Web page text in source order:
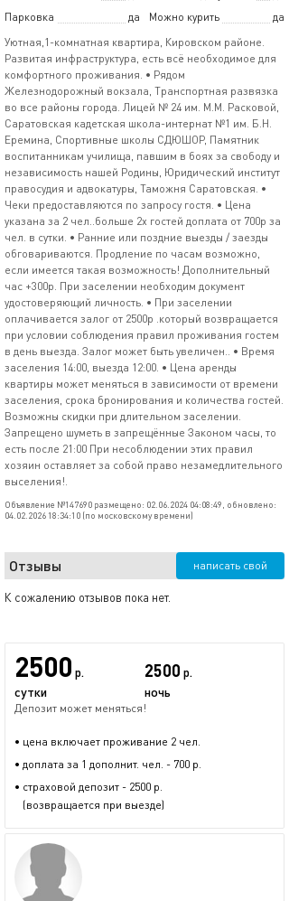
Парковка
да Можно курить
да
Уютная,1-комнатная квартира, Кировском районе.
Развитая инфраструктура, есть всё необходимое для
комфортного проживания. • Рядом
Железнодорожный вокзала, Транспортная развязка
во все районы города. Лицей № 24 им. М.М. Расковой,
Саратовская кадетская школа-интернат №1 им. Б.Н.
Еремина, Спортивные школы СДЮШОР, Памятник
воспитанникам училища, павшим в боях за свободу и
независимость нашей Родины, Юридический институт
правосудия и адвокатуры, Таможня Саратовская. •
Чеки предоставляются по запросу гостя. • Цена
указана за 2 чел..больше 2х гостей доплата от 700р за
чел. в сутки. • Ранние или поздние выезды / заезды
обговариваются. Продление по часам возможно,
если имеется такая возможность! Дополнительный
час +300р. При заселении необходим документ
удостоверяющий личность. • При заселении
оплачивается залог от 2500р .который возвращается
при условии соблюдения правил проживания гостем
в день выезда. Залог может быть увеличен.. • Время
заселения 14:00, выезда 12:00. • Цена аренды
квартиры может меняться в зависимости от времени
заселения, срока бронирования и количества гостей.
Возможны скидки при длительном заселении.
Запрещено шуметь в запрещённые Законом часы, то
есть после 21:00 При несоблюдении этих правил
хозяин оставляет за собой право незамедлительного
выселения!.
Объявление №147690 размещено: 02.06.2024 04:08:49, обновлено:
04.02.2026 18:34:10 (по московскому времени)
Отзывы написать свой
К сожалению отзывов пока нет.
2500 р.
сутки
2500 р.
ночь
Депозит может меняться!
• цена включает проживание 2 чел.
• доплата за 1 дополнит. чел. - 700 р.
• страховой депозит - 2500 р.
(возвращается при выезде)